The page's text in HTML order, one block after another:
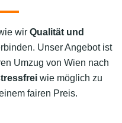
wir Qualität und
Unser Angebot ist
Umzug von Wien nach
wie möglich zu
fairen Preis.